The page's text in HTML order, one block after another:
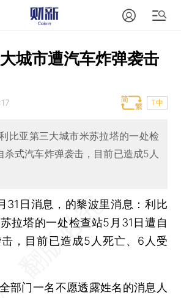
城市遭汽车炸弹袭击
T中
比亚第三大城市米苏拉塔的一处检
杀式汽车炸弹袭击，目前已造成5人
日消息，的黎波里消息：利比
拉塔的一处检查站5月31日遭自
，目前已造成5人死亡、6人受
门一名不愿透露姓名的消息人